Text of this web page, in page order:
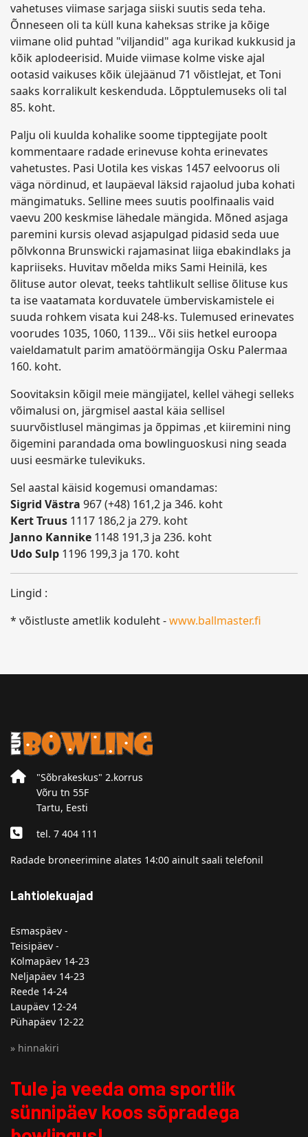
vahetuses viimase sarjaga siiski suutis seda teha.
Õnneseen oli ta küll kuna kaheksas strike ja kõige
viimane olid puhtad "viljandid" aga kurikad kukkusid ja
kõik aplodeerisid. Muide viimase kolme viske ajal
ootasid vaikuses kõik ülejäänud 71 võistlejat, et Toni
saaks korralikult keskenduda. Lõpptulemuseks oli tal
85. koht.
Palju oli kuulda kohalike soome tipptegijate poolt
kommentaare radade erinevuse kohta erinevates
vahetustes. Pasi Uotila kes viskas 1457 eelvoorus oli
väga nördinud, et laupäeval läksid rajaolud juba kohati
mängimatuks. Selline mees suutis poolfinaalis vaid
vaevu 200 keskmise lähedale mängida. Mõned asjaga
paremini kursis olevad asjapulgad pidasid seda uue
põlvkonna Brunswicki rajamasinat liiga ebakindlaks ja
kapriiseks. Huvitav mõelda miks Sami Heinilä, kes
õlituse autor olevat, teeks tahtlikult sellise õlituse kus
ta ise vaatamata korduvatele ümberviskamistele ei
suuda rohkem visata kui 248-ks. Tulemused erinevates
voorudes 1035, 1060, 1139... Või siis hetkel euroopa
vaieldamatult parim amatöörmängija Osku Palermaa
160. koht.
Soovitaksin kõigil meie mängijatel, kellel vähegi selleks
võimalusi on, järgmisel aastal käia sellisel
suurvõistlusel mängimas ja õppimas ,et kiiremini ning
õigemini parandada oma bowlinguoskusi ning seada
uusi eesmärke tulevikuks.
Sel aastal käisid kogemusi omandamas:
Sigrid Västra 967 (+48) 161,2 ja 346. koht
Kert Truus 1117 186,2 ja 279. koht
Janno Kannike 1148 191,3 ja 236. koht
Udo Sulp 1196 199,3 ja 170. koht
Lingid :
* võistluste ametlik koduleht -www.ballmaster.fi
"Sõbrakeskus" 2.korrus
Võru tn 55F
Tartu, Eesti
tel. 7 404 111
Radade broneerimine alates 14:00 ainult saali telefonil
Lahtiolekuajad
Esmaspäev -
Teisipäev -
Kolmapäev 14-23
Neljapäev 14-23
Reede 14-24
Laupäev 12-24
Pühapäev 12-22
» hinnakiri
Tule ja veeda oma sportlik
sünnipäev koos sõpradega